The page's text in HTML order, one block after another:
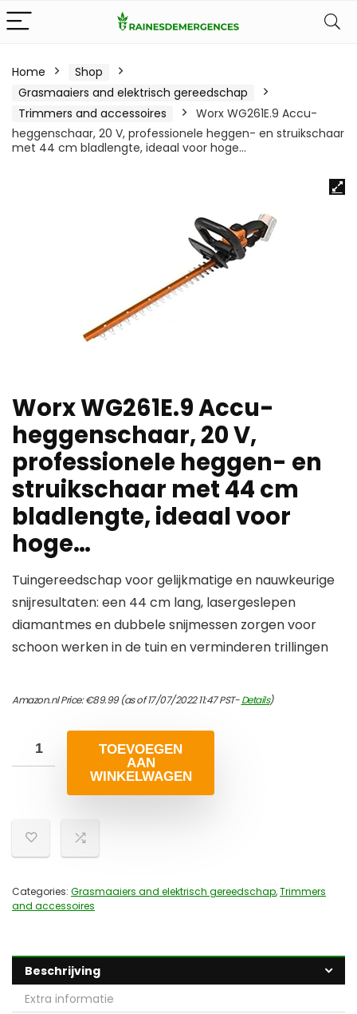
Home
Shop
Grasmaaiers and elektrisch gereedschap
Trimmers and accessoires
Worx WG261E.9 Accu-
heggenschaar, 20 V, professionele heggen- en struikschaar
met 44 cm bladlengte, ideaal voor hoge…
Worx WG261E.9 Accu-
heggenschaar, 20 V,
professionele heggen- en
struikschaar met 44 cm
bladlengte, ideaal voor
hoge…
Tuingereedschap voor gelijkmatige en nauwkeurige
snijresultaten: een 44 cm lang, lasergeslepen
diamantmes en dubbele snijmessen zorgen voor
schoon werken in de tuin en verminderen trillingen
Amazon.nl Price:€89.99(as of 17/07/2022 11:47 PST-Details)
TOEVOEGEN
AAN
WINKELWAGEN
Categories: Grasmaaiers and elektrisch gereedschap,Trimmers
and accessoires
Beschrijving
Extra informatie